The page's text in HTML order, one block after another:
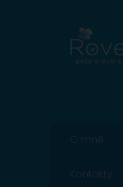
O mně
Kontakty